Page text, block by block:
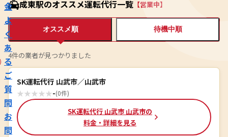
金
よ
く
あ
る
ご
質
問
お
問
成東駅のオススメ運転代行一覧 【営業中】
オススメ順 待機中順
4件の業者が見つかりました
SK運転代行 山武市／山武市
★★★★★-(0件)
SK運転代行 山武市 山武市の
料金・詳細を見る